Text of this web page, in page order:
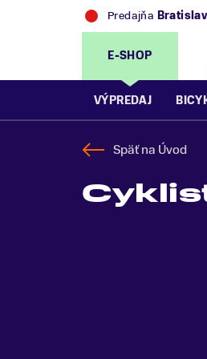
Predajňa
E-SHOP
VÝPREDAJ
Späť na Úvod